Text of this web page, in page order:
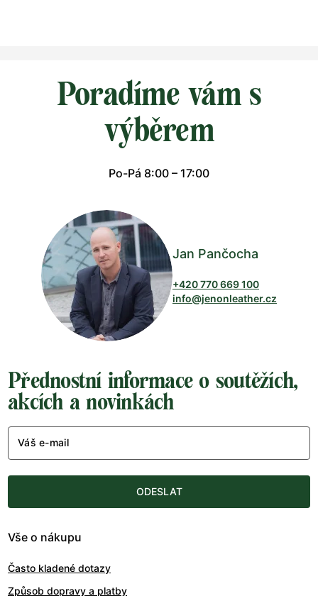
Poradíme vám s
výběrem
Po-Pá 8:00 – 17:00
Jan Pančocha
+420 770 669 100
info@jenonleather.cz
Přednostní informace o soutěžích,
akcích a novinkách
Váš e-mail
ODESLAT
Vše o nákupu
Často kladené dotazy
Způsob dopravy a platby